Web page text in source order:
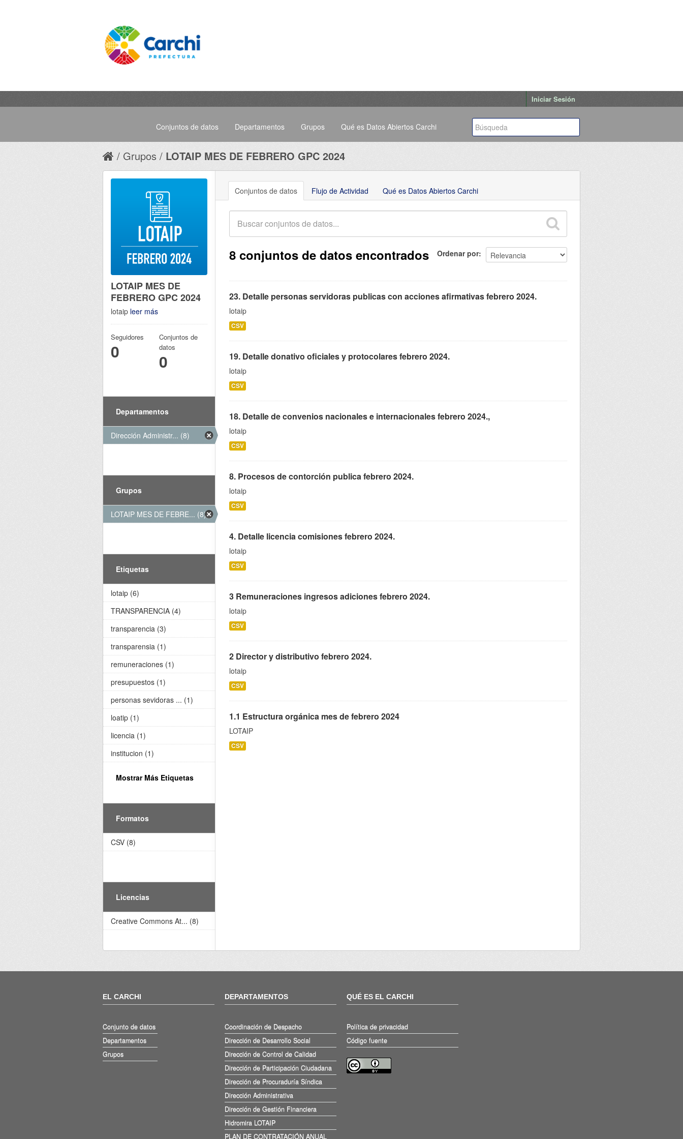
Iniciar Sesión
Conjuntos de datos Departamentos Grupos Qué es Datos Abiertos Carchi
Grupos LOTAIP MES DE FEBRERO GPC 2024
Conjuntos de datos Flujo de Actividad Qué es Datos Abiertos Carchi
Ordenar por
8 conjuntos de datos encontrados
23. Detalle personas servidoras publicas con acciones afirmativas febrero 2024.
lotaip
CSV
19. Detalle donativo oficiales y protocolares febrero 2024.
lotaip
CSV
18. Detalle de convenios nacionales e internacionales febrero 2024.,
lotaip
CSV
8. Procesos de contorción publica febrero 2024.
lotaip
CSV
4. Detalle licencia comisiones febrero 2024.
lotaip
CSV
3 Remuneraciones ingresos adiciones febrero 2024.
lotaip
CSV
2 Director y distributivo febrero 2024.
lotaip
CSV
1.1 Estructura orgánica mes de febrero 2024
LOTAIP
CSV
LOTAIP MES DE
FEBRERO GPC 2024
lotaip leer más
Seguidores
0
Conjuntos de
datos
0
Departamentos
Dirección Administr... (8)
Grupos
LOTAIP MES DE FEBRE... (8)
Etiquetas
lotaip (6)
TRANSPARENCIA (4)
transparencia (3)
transparensia (1)
remuneraciones (1)
presupuestos (1)
personas sevidoras ... (1)
loatip (1)
licencia (1)
institucion (1)
Mostrar Más Etiquetas
Formatos
CSV (8)
Licencias
Creative Commons At... (8)
EL CARCHI
Conjunto de datos
Departamentos
Grupos
DEPARTAMENTOS
Coordinación de Despacho
Dirección de Desarrollo Social
Dirección de Control de Calidad
Dirección de Participación Ciudadana
Dirección de Procuraduría Síndica
Dirección Administrativa
Dirección de Gestión Financiera
Hidromira LOTAIP
PLAN DE CONTRATACIÓN ANUAL
QUÉ ES EL CARCHI
Política de privacidad
Código fuente